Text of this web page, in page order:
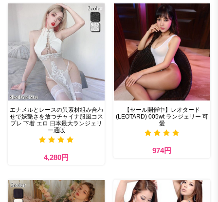
エナメルとレースの異素材組み合わ
せで妖艶さを放つチャイナ服風コス
プレ 下着 エロ 日本最大ランジェリ
ー通販
4,280円
【セール開催中】レオタード
(LEOTARD) 005wt ランジェリー 可
愛
974円